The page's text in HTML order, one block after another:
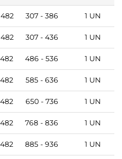
307 - 386 1 UN
307 - 436 1 UN
486 - 536 1 UN
585 - 636 1 UN
650 - 736 1 UN
768 - 836 1 UN
885 - 936 1 UN